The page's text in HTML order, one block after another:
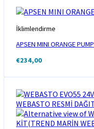
İklimlendirme
APSEN MINI ORANGE PUMP
€234,00